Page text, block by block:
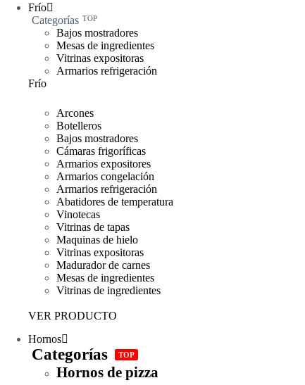
Frío
Categorías TOP
Bajos mostradores
Mesas de ingredientes
Vitrinas expositoras
Armarios refrigeración
Frío
Arcones
Botelleros
Bajos mostradores
Cámaras frigoríficas
Armarios expositores
Armarios congelación
Armarios refrigeración
Abatidores de temperatura
Vinotecas
Vitrinas de tapas
Maquinas de hielo
Vitrinas expositoras
Madurador de carnes
Mesas de ingredientes
Vitrinas de ingredientes
VER PRODUCTO
Hornos
Categorías TOP
Hornos de pizza